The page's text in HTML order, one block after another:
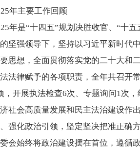
年主要工作回顾
年是“十四五”规划决胜收官、“十
坚强领导下，坚持以习近平新时代
思想，全面贯彻落实党的二十大和
法律赋予的各项职责，全年共召开
，开展执法检查6次、专题询问1次
社会高质量发展和民主法治建设作
强化政治引领，坚定坚决把准正确
会始终将政治建设摆在首位，遵循